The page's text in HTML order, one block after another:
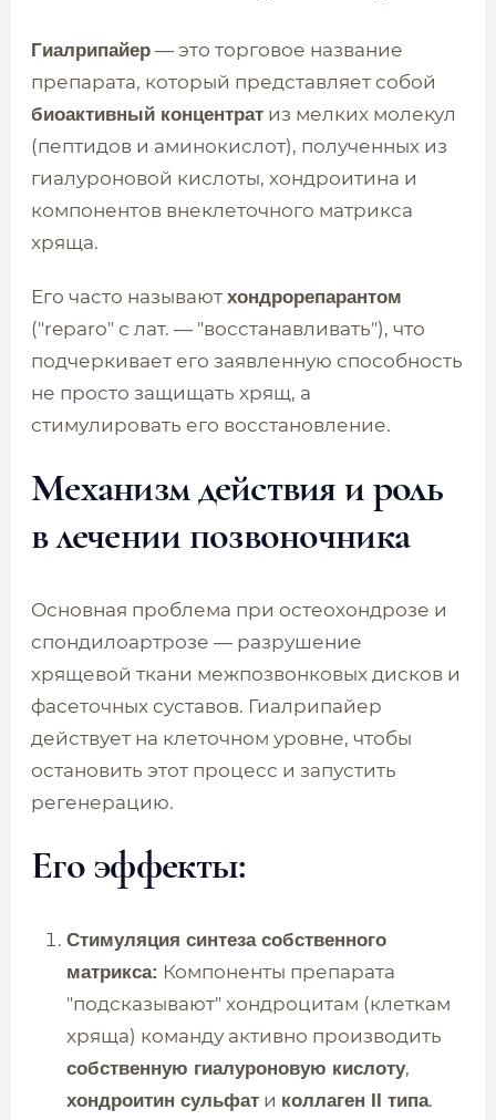
Гиалрипайер — это торговое название
препарата, который представляет собой
биоактивный концентрат из мелких молекул
(пептидов и аминокислот), полученных из
гиалуроновой кислоты, хондроитина и
компонентов внеклеточного матрикса
хряща.
Его часто называют хондрорепарантом
("reparo" с лат. — "восстанавливать"), что
подчеркивает его заявленную способность
не просто защищать хрящ, а
стимулировать его восстановление.
Механизм действия и роль
в лечении позвоночника
Основная проблема при остеохондрозе и
спондилоартрозе — разрушение
хрящевой ткани межпозвонковых дисков и
фасеточных суставов. Гиалрипайер
действует на клеточном уровне, чтобы
остановить этот процесс и запустить
регенерацию.
Его эффекты:
Стимуляция синтеза собственного
матрикса: Компоненты препарата
"подсказывают" хондроцитам (клеткам
хряща) команду активно производить
собственную гиалуроновую кислоту,
хондроитин сульфат и коллаген II типа.